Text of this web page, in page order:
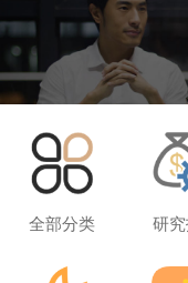
全部分类 研